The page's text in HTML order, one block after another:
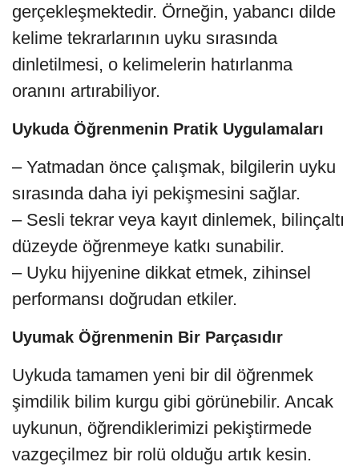
gerçekleşmektedir. Örneğin, yabancı dilde
kelime tekrarlarının uyku sırasında
dinletilmesi, o kelimelerin hatırlanma
oranını artırabiliyor.
Uykuda Öğrenmenin Pratik Uygulamaları
– Yatmadan önce çalışmak, bilgilerin uyku
sırasında daha iyi pekişmesini sağlar.
– Sesli tekrar veya kayıt dinlemek, bilinçaltı
düzeyde öğrenmeye katkı sunabilir.
– Uyku hijyenine dikkat etmek, zihinsel
performansı doğrudan etkiler.
Uyumak Öğrenmenin Bir Parçasıdır
Uykuda tamamen yeni bir dil öğrenmek
şimdilik bilim kurgu gibi görünebilir. Ancak
uykunun, öğrendiklerimizi pekiştirmede
vazgeçilmez bir rolü olduğu artık kesin.